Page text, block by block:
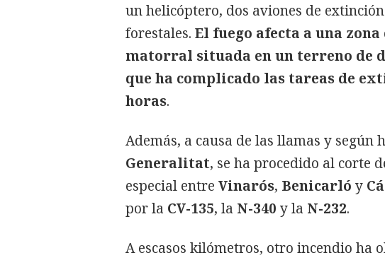
un helicóptero, dos aviones de
forestales. El fuego afecta a una
matorral situada en un terreno de
que ha complicado las tareas de
horas.
Además, a causa de las llamas y según
Generalitat, se ha procedido al corte
especial entre Vinarós, Benicarló y
por la CV-135, la N-340 y la N-232.
A escasos kilómetros, otro incendio ha